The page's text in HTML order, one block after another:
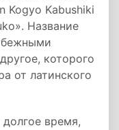
Kogyo Kabushiki
Название
которого
от латинского
время,